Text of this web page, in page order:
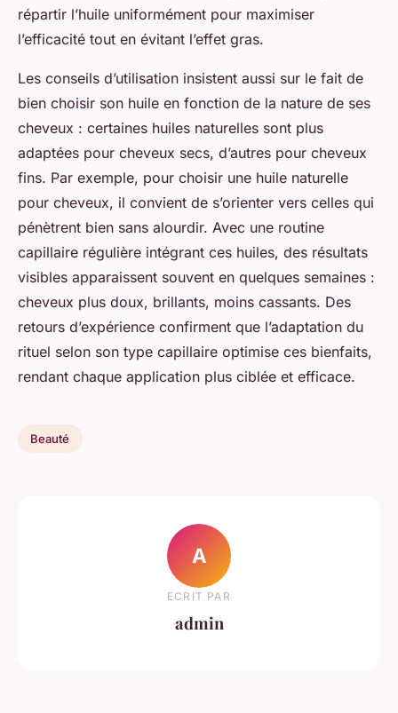
répartir l’huile uniformément pour maximiser
l’efficacité tout en évitant l’effet gras.
Les conseils d’utilisation insistent aussi sur le fait de
bien choisir son huile en fonction de la nature de ses
cheveux : certaines huiles naturelles sont plus
adaptées pour cheveux secs, d’autres pour cheveux
fins. Par exemple, pour choisir une huile naturelle
pour cheveux, il convient de s’orienter vers celles qui
pénètrent bien sans alourdir. Avec une routine
capillaire régulière intégrant ces huiles, des résultats
visibles apparaissent souvent en quelques semaines :
cheveux plus doux, brillants, moins cassants. Des
retours d’expérience confirment que l’adaptation du
rituel selon son type capillaire optimise ces bienfaits,
rendant chaque application plus ciblée et efficace.
Beauté
A
ECRIT PAR
admin